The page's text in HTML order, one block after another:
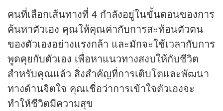
คนที่เลือกเส้นทางที่ 4 กำลังอยู่ในขั้นตอนของการ
ค้นหาตัวเอง คุณให้คุณค่ากับการสะท้อนตัวตน
ของตัวเองอย่างแรงกล้า และมักจะใช้เวลากับการ
พูดคุยกับตัวเอง เพื่อหาแนวทางสงบให้กับชีวิต
สำหรับคุณแล้ว สิ่งสำคัญที่การเติบโตและพัฒนา
ทางด้านจิตใจ คุณเชื่อว่าการเข้าใจตัวเองจะ
ทำให้ชีวิตมีความสุข